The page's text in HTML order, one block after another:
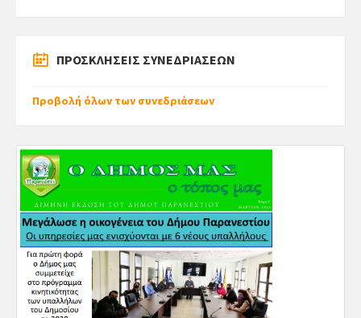
ΠΡΟΣΚΛΗΣΕΙΣ ΣΥΝΕΔΡΙΑΣΕΩΝ
Προβολή όλων των συνεδριάσεων